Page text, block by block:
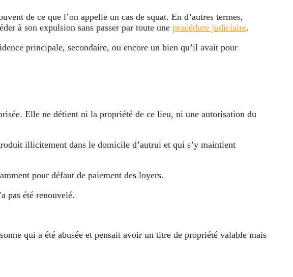
de ce que l’on appelle un cas de squat. En d’autres termes,
à son expulsion sans passer par toute une procédure judiciaire.
principale, secondaire, ou encore un bien qu’il avait pour
Elle ne détient ni la propriété de ce lieu, ni une autorisation du
illicitement dans le domicile d’autrui et qui s’y maintient
pour défaut de paiement des loyers.
pas été renouvelé.
qui a été abusée et pensait avoir un titre de propriété valable mais